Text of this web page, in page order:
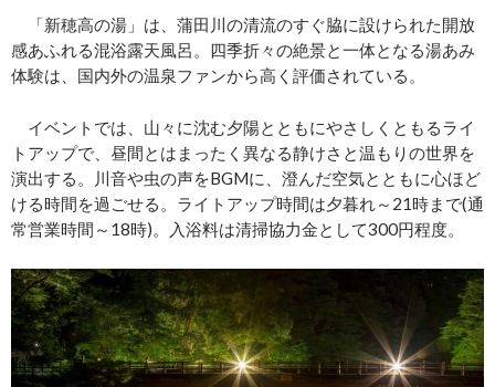
「新穂高の湯」は、蒲田川の清流のすぐ脇に設けられた開放
感あふれる混浴露天風呂。四季折々の絶景と一体となる湯あみ
体験は、国内外の温泉ファンから高く評価されている。
イベントでは、山々に沈む夕陽とともにやさしくともるライ
トアップで、昼間とはまったく異なる静けさと温もりの世界を
演出する。川音や虫の声をBGMに、澄んだ空気とともに心ほど
ける時間を過ごせる。ライトアップ時間は夕暮れ～21時まで(通
常営業時間～18時)。入浴料は清掃協力金として300円程度。